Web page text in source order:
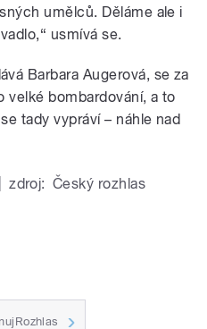
umělců. Děláme ale i
usmívá se.
Barbara Augerová, se za
velké bombardování, a to
tady vypráví – náhle nad
zdroj: Český rozhlas